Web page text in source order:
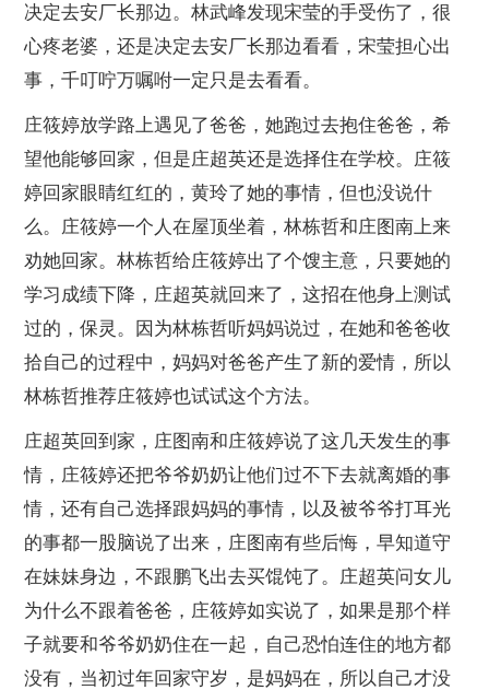
决定去安厂长那边。林武峰发现宋莹的手受伤了，很
心疼老婆，还是决定去安厂长那边看看，宋莹担心出
事，千叮咛万嘱咐一定只是去看看。
庄筱婷放学路上遇见了爸爸，她跑过去抱住爸爸，希
望他能够回家，但是庄超英还是选择住在学校。庄筱
婷回家眼睛红红的，黄玲了她的事情，但也没说什
么。庄筱婷一个人在屋顶坐着，林栋哲和庄图南上来
劝她回家。林栋哲给庄筱婷出了个馊主意，只要她的
学习成绩下降，庄超英就回来了，这招在他身上测试
过的，保灵。因为林栋哲听妈妈说过，在她和爸爸收
拾自己的过程中，妈妈对爸爸产生了新的爱情，所以
林栋哲推荐庄筱婷也试试这个方法。
庄超英回到家，庄图南和庄筱婷说了这几天发生的事
情，庄筱婷还把爷爷奶奶让他们过不下去就离婚的事
情，还有自己选择跟妈妈的事情，以及被爷爷打耳光
的事都一股脑说了出来，庄图南有些后悔，早知道守
在妹妹身边，不跟鹏飞出去买馄饨了。庄超英问女儿
为什么不跟着爸爸，庄筱婷如实说了，如果是那个样
子就要和爷爷奶奶住在一起，自己恐怕连住的地方都
没有，当初过年回家守岁，是妈妈在，所以自己才没